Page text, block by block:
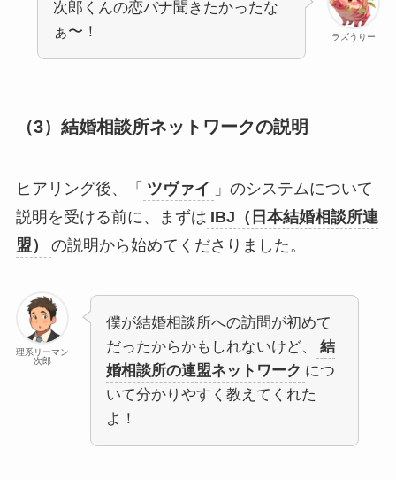
ラズうりー
次郎くんの恋バナ聞きたかったな
ぁ〜！
（3）結婚相談所ネットワークの説明
ヒアリング後、「 ツヴァイ 」のシステムについて
説明を受ける前に、まずは IBJ（日本結婚相談所連
盟）
の説明から始めてくださりました。
理系リーマン
次郎
僕が結婚相談所への訪問が初めて
だったからかもしれないけど、
結
婚相談所の連盟ネットワーク につ
いて分かりやすく教えてくれた
よ！